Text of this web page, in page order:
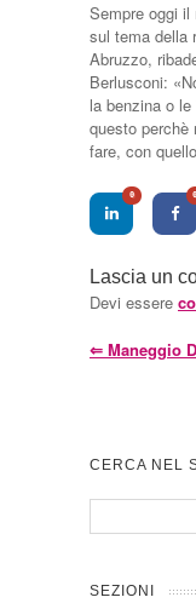
Sempre oggi il
sul tema della
Abruzzo,
Berlusconi:
la benzina o
questo perchè
fare, con
0 0
Lascia un
Devi essere
⇐ Maneggio
CERCA NEL
SEZIONI